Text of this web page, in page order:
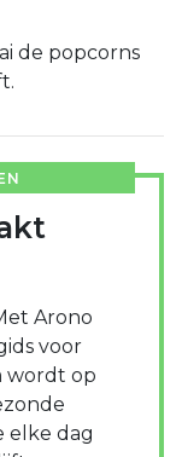
de popcorns
Arono
voor
wordt op
elke dag